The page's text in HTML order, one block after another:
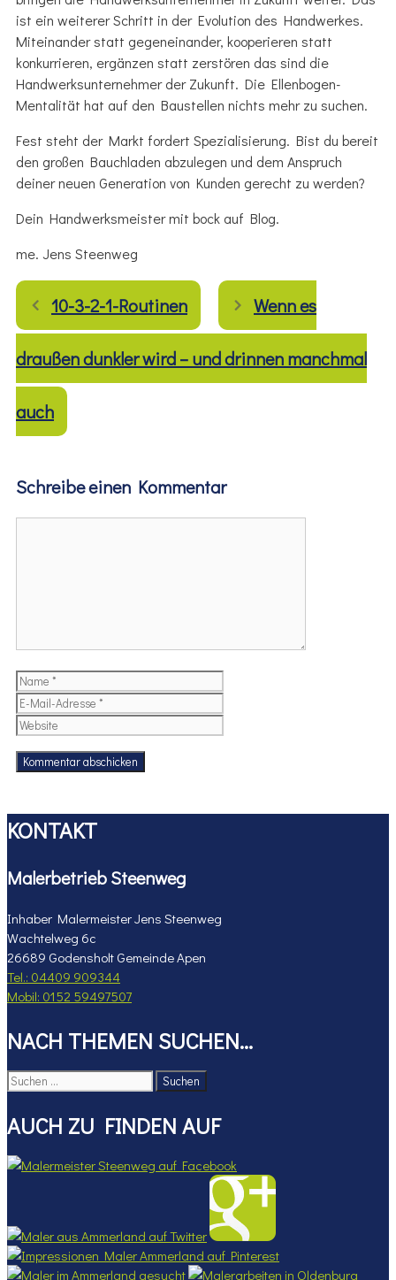
ist ein weiterer Schritt in der Evolution des Handwerkes.
Miteinander statt gegeneinander, kooperieren statt
konkurrieren, ergänzen statt zerstören das sind die
Handwerksunternehmer der Zukunft. Die Ellenbogen-
Mentalität hat auf den Baustellen nichts mehr zu suchen.
Fest steht der Markt fordert Spezialisierung. Bist du bereit
den großen Bauchladen abzulegen und dem Anspruch
deiner neuen Generation von Kunden gerecht zu werden?
Dein Handwerksmeister mit bock auf Blog.
me. Jens Steenweg
10-3-2-1-Routinen Wenn es
draußen dunkler wird – und drinnen manchmal
auch
Schreibe einen Kommentar
Name
Adresse
KONTAKT
Malerbetrieb Steenweg
Inhaber Malermeister Jens Steenweg
Wachtelweg 6c
26689 Godensholt Gemeinde Apen
Tel.: 04409 909344
Mobil: 0152 59497507
NACH THEMEN SUCHEN…
Suchen
AUCH ZU FINDEN AUF